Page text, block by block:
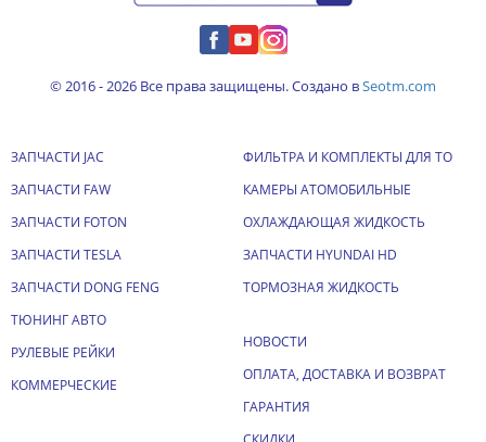
© 2016 - 2026 Все права защищены. Создано вSeotm.com
ЗАПЧАСТИ JAC
ЗАПЧАСТИ FAW
ЗАПЧАСТИ FOTON
ЗАПЧАСТИ TESLA
ЗАПЧАСТИ DONG FENG
ТЮНИНГ АВТО
РУЛЕВЫЕ РЕЙКИ
КОММЕРЧЕСКИЕ
ФИЛЬТРА И КОМПЛЕКТЫ ДЛЯ ТО
КАМЕРЫ АТОМОБИЛЬНЫЕ
ОХЛАЖДАЮЩАЯ ЖИДКОСТЬ
ЗАПЧАСТИ HYUNDAI HD
ТОРМОЗНАЯ ЖИДКОСТЬ
НОВОСТИ
ОПЛАТА, ДОСТАВКА И ВОЗВРАТ
ГАРАНТИЯ